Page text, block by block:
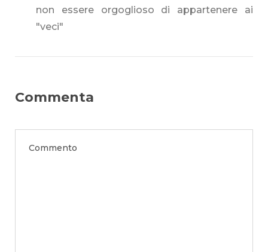
non essere orgoglioso di appartenere ai
"veci"
Commenta